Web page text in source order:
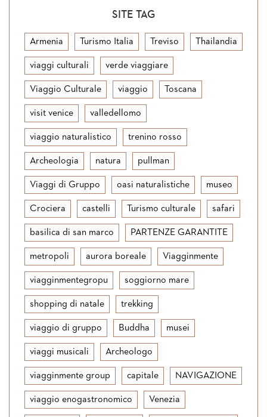
SITE TAG
Armenia Turismo Italia Treviso Thailandia
viaggi culturali verde viaggiare
Viaggio Culturale viaggio Toscana
visit venice valledellomo
viaggio naturalistico trenino rosso
Archeologia natura pullman
Viaggi di Gruppo oasi naturalistiche museo
Crociera castelli Turismo culturale safari
basilica di san marco PARTENZE GARANTITE
metropoli aurora boreale Viagginmente
viagginmentegropu soggiorno mare
shopping di natale trekking
viaggio di gruppo Buddha musei
viaggi musicali Archeologo
viagginmente group capitale NAVIGAZIONE
viaggio enogastronomico Venezia